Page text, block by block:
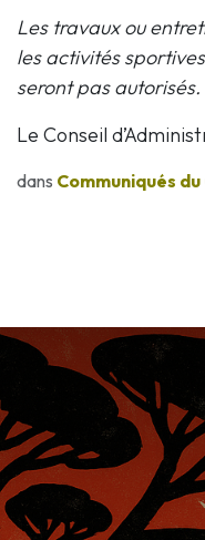
Les travaux ou
les activités
seront pas autorisés.
Le Conseil
dans Communiqués du